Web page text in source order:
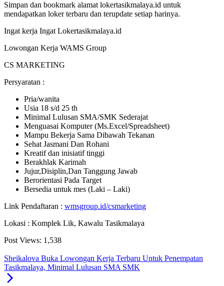
Simpan dan bookmark alamat lokertasikmalaya.id untuk
mendapatkan loker terbaru dan terupdate setiap harinya.
Ingat kerja Ingat Lokertasikmalaya.id
Lowongan Kerja WAMS Group
CS MARKETING
Persyaratan :
Pria/wanita
Usia 18 s/d 25 th
Minimal Lulusan SMA/SMK Sederajat
Menguasai Komputer (Ms.Excel/Spreadsheet)
Mampu Bekerja Sama Dibawah Tekanan
Sehat Jasmani Dan Rohani
Kreatif dan inisiatif tinggi
Berakhlak Karimah
Jujur,Disiplin,Dan Tanggung Jawab
Berorientasi Pada Target
Bersedia untuk mes (Laki – Laki)
Link Pendaftaran : wmsgroup.id/csmarketing
Lokasi : Komplek Lik, Kawalu Tasikmalaya
Post Views: 1,538
Sheikalova Buka Lowongan Kerja Terbaru Untuk Penempatan
Tasikmalaya, Minimal Lulusan SMA SMK